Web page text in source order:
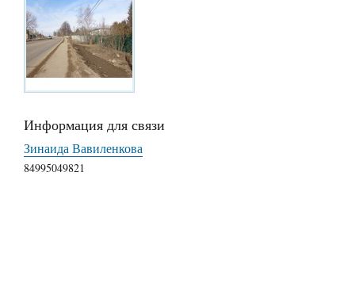
Информация для связи
Зинаида Вавиленкова
84995049821